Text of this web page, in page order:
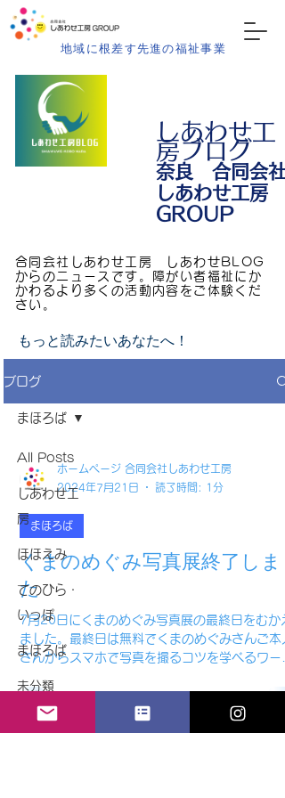
地域に根差す先進の福祉事業
しあわせ工
房ブログ
​奈良 合同会社
しあわせ工房
GROUP
合同会社しあわせ工房 しあわせBLOG
からのニュースです。障がい者福祉にか
かわるより多くの活動内容をご体験くだ
さい。
もっと読みたいあなたへ！
ブログ
All Posts
しあわせ工
房
ほほえみ
てのひら・
いっぽ
まほろば
未分類
ホホエモ
まほろば
ホームページ 合同会社しあわせ工房
2024年7月21日
読了時間: 1分
まほろば
くまのめぐみ写真展終了しま
た
7月20日にくまのめぐみ写真展の最終日をむか
ました。最終日は無料でくまのめぐみさんご本
さんからスマホで写真を撮るコツを学べるワー
方々が参加してくださいました。2週間の開催
まのめぐみさんも初めての個展でしたが沢山の
に来てい...